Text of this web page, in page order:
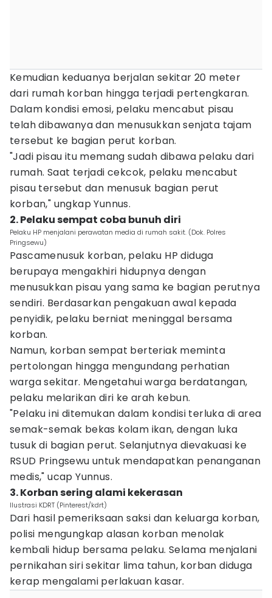
Kemudian keduanya berjalan sekitar 20 meter
dari rumah korban hingga terjadi pertengkaran.
Dalam kondisi emosi, pelaku mencabut pisau
telah dibawanya dan menusukkan senjata tajam
tersebut ke bagian perut korban.
"Jadi pisau itu memang sudah dibawa pelaku dari
rumah. Saat terjadi cekcok, pelaku mencabut
pisau tersebut dan menusuk bagian perut
korban," ungkap Yunnus.
2. Pelaku sempat coba bunuh diri
Pelaku HP menjalani perawatan media di rumah sakit. (Dok. Polres
Pringsewu)
Pascamenusuk korban, pelaku HP diduga
berupaya mengakhiri hidupnya dengan
menusukkan pisau yang sama ke bagian perutnya
sendiri. Berdasarkan pengakuan awal kepada
penyidik, pelaku berniat meninggal bersama
korban.
Namun, korban sempat berteriak meminta
pertolongan hingga mengundang perhatian
warga sekitar. Mengetahui warga berdatangan,
pelaku melarikan diri ke arah kebun.
"Pelaku ini ditemukan dalam kondisi terluka di area
semak-semak bekas kolam ikan, dengan luka
tusuk di bagian perut. Selanjutnya dievakuasi ke
RSUD Pringsewu untuk mendapatkan penanganan
medis," ucap Yunnus.
3. Korban sering alami kekerasan
Ilustrasi KDRT (Pinterest/kdrt)
Dari hasil pemeriksaan saksi dan keluarga korban,
polisi mengungkap alasan korban menolak
kembali hidup bersama pelaku. Selama menjalani
pernikahan siri sekitar lima tahun, korban diduga
kerap mengalami perlakuan kasar.